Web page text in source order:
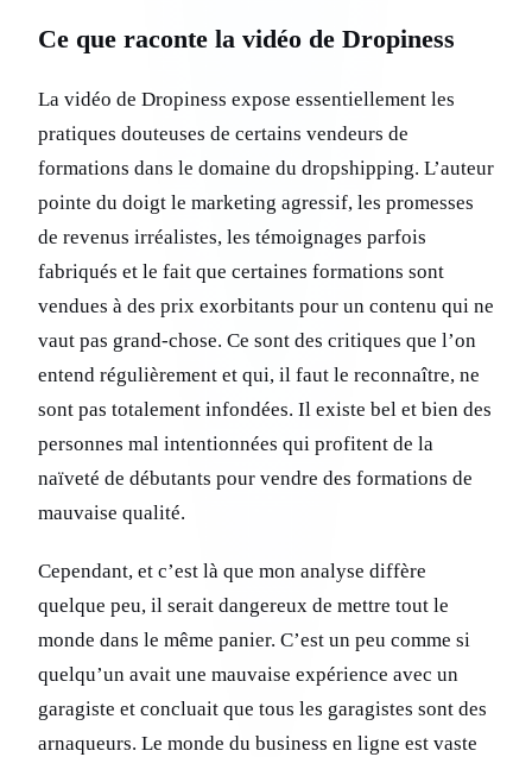
Ce que raconte la vidéo de Dropiness
La vidéo de Dropiness expose essentiellement les
pratiques douteuses de certains vendeurs de
formations dans le domaine du dropshipping. L’auteur
pointe du doigt le marketing agressif, les promesses
de revenus irréalistes, les témoignages parfois
fabriqués et le fait que certaines formations sont
vendues à des prix exorbitants pour un contenu qui ne
vaut pas grand-chose. Ce sont des critiques que l’on
entend régulièrement et qui, il faut le reconnaître, ne
sont pas totalement infondées. Il existe bel et bien des
personnes mal intentionnées qui profitent de la
naïveté de débutants pour vendre des formations de
mauvaise qualité.
Cependant, et c’est là que mon analyse diffère
quelque peu, il serait dangereux de mettre tout le
monde dans le même panier. C’est un peu comme si
quelqu’un avait une mauvaise expérience avec un
garagiste et concluait que tous les garagistes sont des
arnaqueurs. Le monde du business en ligne est vaste